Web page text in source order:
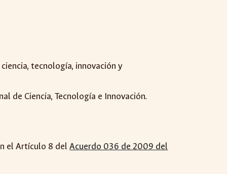
tecnología, innovación y
de Ciencia, Tecnología e Innovación.
el Artículo 8 delAcuerdo 036 de 2009 del